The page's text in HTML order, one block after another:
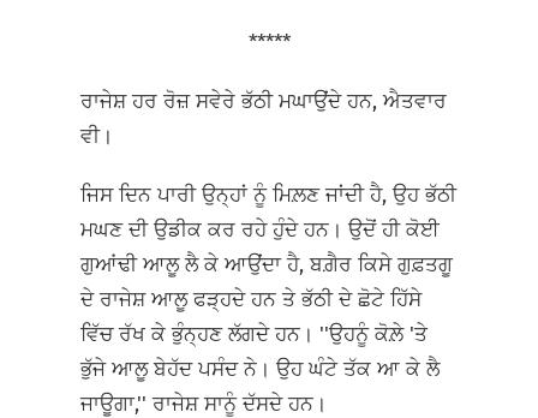
*****
ਰਾਜੇਸ਼ ਹਰ ਰੋਜ਼ ਸਵੇਰੇ ਭੱਠੀ ਮਘਾਉਂਦੇ ਹਨ, ਐਤਵਾਰ
ਵੀ।
ਜਿਸ ਦਿਨ ਪਾਰੀ ਉਨ੍ਹਾਂ ਨੂੰ ਮਿਲ਼ਣ ਜਾਂਦੀ ਹੈ, ਉਹ ਭੱਠੀ
ਮਘਣ ਦੀ ਉਡੀਕ ਕਰ ਰਹੇ ਹੁੰਦੇ ਹਨ। ਉਦੋਂ ਹੀ ਕੋਈ
ਗੁਆਂਢੀ ਆਲੂ ਲੈ ਕੇ ਆਉਂਦਾ ਹੈ, ਬਗ਼ੈਰ ਕਿਸੇ ਗੁਫ਼ਤਗੂ
ਦੇ ਰਾਜੇਸ਼ ਆਲੂ ਫੜ੍ਹਦੇ ਹਨ ਤੇ ਭੱਠੀ ਦੇ ਛੋਟੇ ਹਿੱਸੇ
ਵਿੱਚ ਰੱਖ ਕੇ ਭੁੰਨ੍ਹਣ ਲੱਗਦੇ ਹਨ। ''ਉਹਨੂੰ ਕੋਲ਼ੇ 'ਤੇ
ਭੁੱਜੇ ਆਲੂ ਬੇਹੱਦ ਪਸੰਦ ਨੇ। ਉਹ ਘੰਟੇ ਤੱਕ ਆ ਕੇ ਲੈ
ਜਾਊਗਾ,'' ਰਾਜੇਸ਼ ਸਾਨੂੰ ਦੱਸਦੇ ਹਨ।